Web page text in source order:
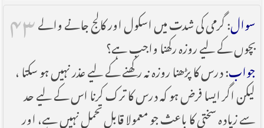
۴۳ سوال: گرمی کی شدت میں اسکول اور کالج جانے والے
بچوں کے لیے روزہ رکھنا واجب ہے؟
جواب: درس کا پڑھنا روزہ نہ رکھنے کے لیے عذر نہیں ہو سکتا ،
لیکن اگر ایسا فرض ہو کہ درس کا ترک کرنا اس کے لیے حد
سے زیادہ سختی کا باعث جو معمولا قابل تحمل نہیں ہے، اور